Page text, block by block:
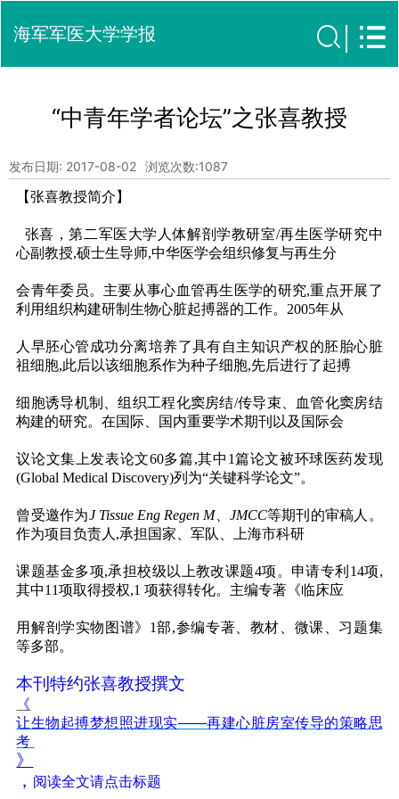
海军军医大学学报
“中青年学者论坛”之张喜教授
发布日期: 2017-08-02 浏览次数:1087
【张喜教授简介】
张喜，第二军医大学人体解剖学教研室/再生医学研究中
心副教授,硕士生导师,中华医学会组织修复与再生分
会青年委员。 主要从事心血管再生医学的研究,重点开展了
利用组织构建研制生物心脏起搏器的工作。 2005年从
人早胚心管成功分离培养了具有自主知识产权的胚胎心脏
祖细胞,此后以该细胞系作为种子细胞,先后进行了起搏
细胞诱导机制、组织工程化窦房结/传导束、血管化窦房结
构建的研究。在国际、国内重要学术期刊以及国际会
议论文集上发表论文60多篇,其中 1篇论文被环球医药发现
(Global Medical Discovery)列为“关键科学论文”。
曾受邀作为J Tissue Eng Regen M、 JMCC等期刊的审稿人。
作为项目负责人 ,承担国家、军队、上海市科研
课题基金多项,承担校级以上教改课题4项。申请专利 14项,
其中11项取得授权,1项获得转化。主编专著《临床应
用解剖学实物图谱》 1部,参编专著、教材、微课、习题集
等多部。
本刊特约张喜教授撰文
《
让生物起搏梦想照进现实——再建心脏房室传导的策略思
考
》
， 阅读全文请点击标题